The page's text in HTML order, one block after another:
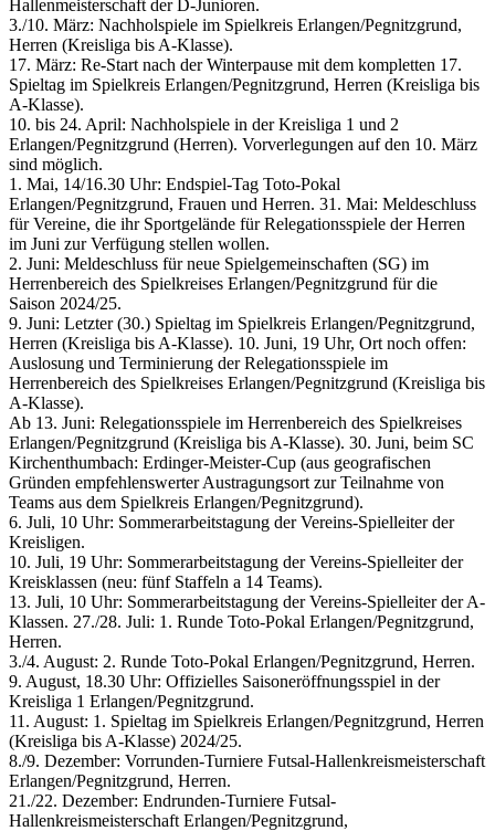
Hallenmeisterschaft der D-Junioren.
3./10. März: Nachholspiele im Spielkreis Erlangen/Pegnitzgrund,
Herren (Kreisliga bis A-Klasse).
17. März: Re-Start nach der Winterpause mit dem kompletten 17.
Spieltag im Spielkreis Erlangen/Pegnitzgrund, Herren (Kreisliga bis
A-Klasse).
10. bis 24. April: Nachholspiele in der Kreisliga 1 und 2
Erlangen/Pegnitzgrund (Herren). Vorverlegungen auf den 10. März
sind möglich.
1. Mai, 14/16.30 Uhr: Endspiel-Tag Toto-Pokal
Erlangen/Pegnitzgrund, Frauen und Herren. 31. Mai: Meldeschluss
für Vereine, die ihr Sportgelände für Relegationsspiele der Herren
im Juni zur Verfügung stellen wollen.
2. Juni: Meldeschluss für neue Spielgemeinschaften (SG) im
Herrenbereich des Spielkreises Erlangen/Pegnitzgrund für die
Saison 2024/25.
9. Juni: Letzter (30.) Spieltag im Spielkreis Erlangen/Pegnitzgrund,
Herren (Kreisliga bis A-Klasse). 10. Juni, 19 Uhr, Ort noch offen:
Auslosung und Terminierung der Relegationsspiele im
Herrenbereich des Spielkreises Erlangen/Pegnitzgrund (Kreisliga bis
A-Klasse).
Ab 13. Juni: Relegationsspiele im Herrenbereich des Spielkreises
Erlangen/Pegnitzgrund (Kreisliga bis A-Klasse). 30. Juni, beim SC
Kirchenthumbach: Erdinger-Meister-Cup (aus geografischen
Gründen empfehlenswerter Austragungsort zur Teilnahme von
Teams aus dem Spielkreis Erlangen/Pegnitzgrund).
6. Juli, 10 Uhr: Sommerarbeitstagung der Vereins-Spielleiter der
Kreisligen.
10. Juli, 19 Uhr: Sommerarbeitstagung der Vereins-Spielleiter der
Kreisklassen (neu: fünf Staffeln a 14 Teams).
13. Juli, 10 Uhr: Sommerarbeitstagung der Vereins-Spielleiter der A-
Klassen. 27./28. Juli: 1. Runde Toto-Pokal Erlangen/Pegnitzgrund,
Herren.
3./4. August: 2. Runde Toto-Pokal Erlangen/Pegnitzgrund, Herren.
9. August, 18.30 Uhr: Offizielles Saisoneröffnungsspiel in der
Kreisliga 1 Erlangen/Pegnitzgrund.
11. August: 1. Spieltag im Spielkreis Erlangen/Pegnitzgrund, Herren
(Kreisliga bis A-Klasse) 2024/25.
8./9. Dezember: Vorrunden-Turniere Futsal-Hallenkreismeisterschaft
Erlangen/Pegnitzgrund, Herren.
21./22. Dezember: Endrunden-Turniere Futsal-
Hallenkreismeisterschaft Erlangen/Pegnitzgrund,